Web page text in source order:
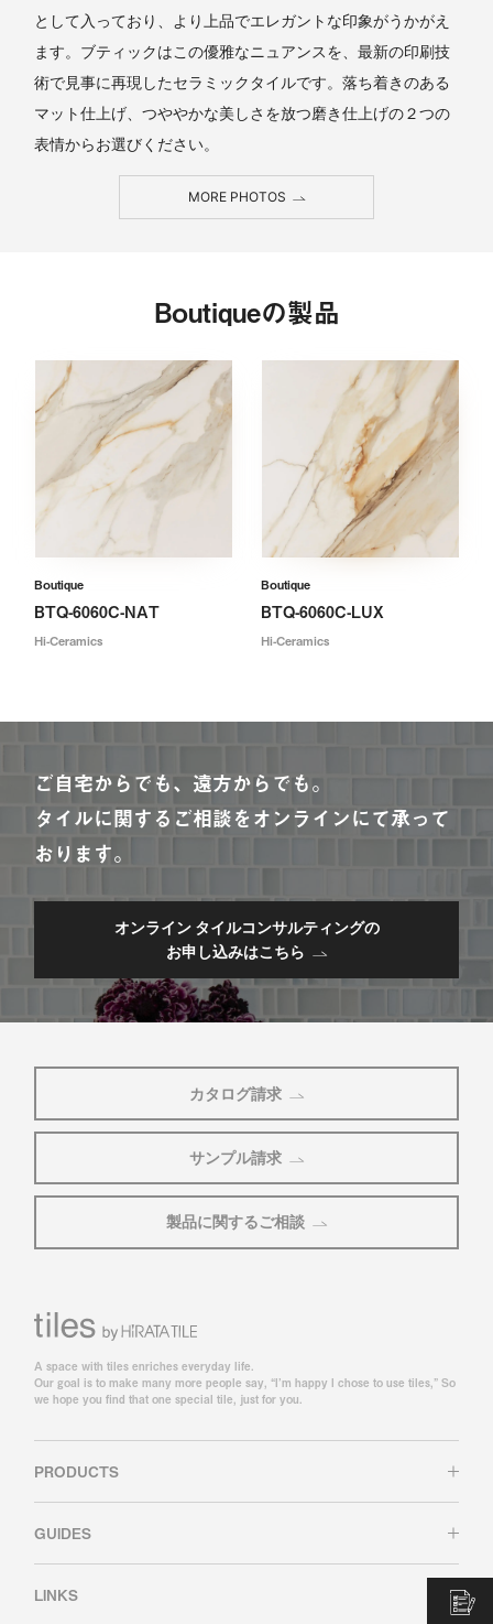
として入っており、より上品でエレガントな印象がうかがえ
ます。ブティックはこの優雅なニュアンスを、最新の印刷技
術で見事に再現したセラミックタイルです。落ち着きのある
マット仕上げ、つややかな美しさを放つ磨き仕上げの２つの
表情からお選びください。
MORE PHOTOS
Boutiqueの製品
Boutique
BTQ-6060C-NAT
Hi-Ceramics
Boutique
BTQ-6060C-LUX
Hi-Ceramics
ご自宅からでも、遠方からでも。
タイルに関するご相談をオンラインにて承って
おります。
オンライン タイルコンサルティングの
お申し込みはこちら
カタログ請求
サンプル請求
製品に関するご相談
A space with tiles enriches everyday life.
Our goal is to make many more people say, “I’m happy I chose to use tiles,” So
we hope you find that one special tile, just for you.
PRODUCTS
GUIDES
LINKS